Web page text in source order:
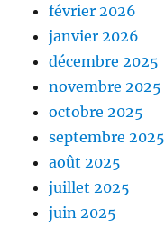
février 2026
janvier 2026
décembre 2025
novembre 2025
octobre 2025
septembre 2025
août 2025
juillet 2025
juin 2025